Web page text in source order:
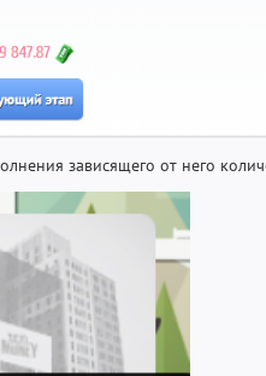
зависящего от него